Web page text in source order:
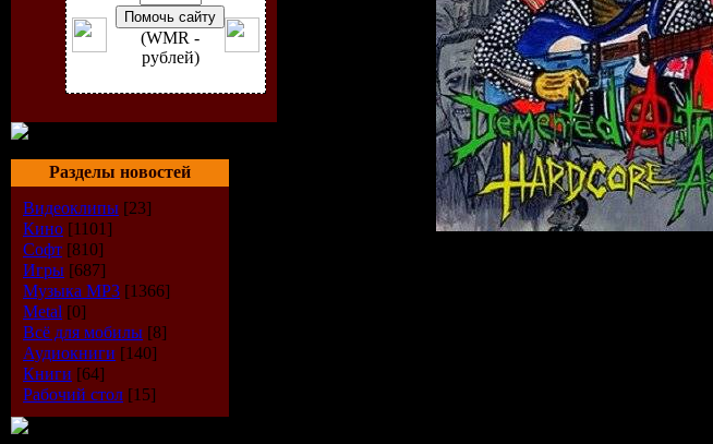
(WMR -
рублей)
Разделы новостей
Видеоклипы [23]
Кино [1101]
Софт [810]
Игры [687]
Музыка МР3 [1366]
Metal [0]
Всё для мобилы [8]
Аудиокниги [140]
Книги [64]
Рабочий стол [15]